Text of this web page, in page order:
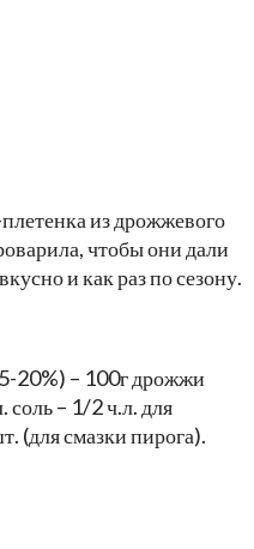
из дрожжевого
чтобы они дали
и как раз по сезону.
20%) – 100г дрожжи
соль – 1/2 ч.л. для
(для смазки пирога).